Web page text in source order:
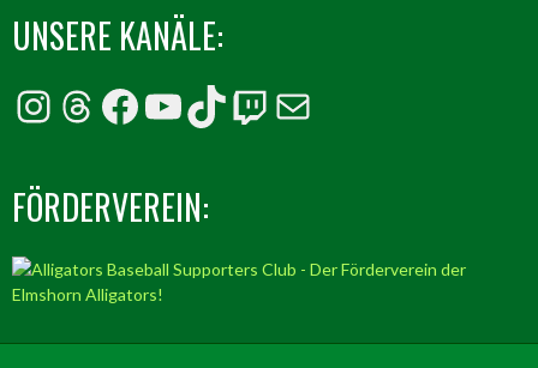
UNSERE KANÄLE:
Instagram
Threads
Facebook
YouTube
TikTok
Twitch
E-Mail
FÖRDERVEREIN: